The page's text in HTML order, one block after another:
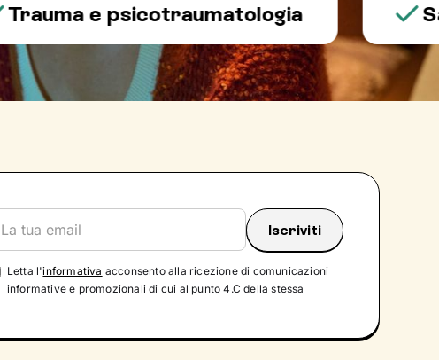
e psicotraumatologia
Letta l'informativa acconsento alla ricezione di comunicazioni
informative e promozionali di cui al punto 4.C della stessa